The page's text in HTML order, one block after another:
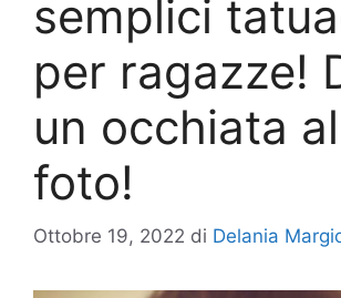
semplici
per ragazze!
un occhiata
foto!
Ottobre 19, 2022 di Delania